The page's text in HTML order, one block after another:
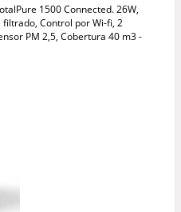
1500 Connected. 26W,
filtrado, Control por Wi-fi, 2
PM 2,5, Cobertura 40 m3 -